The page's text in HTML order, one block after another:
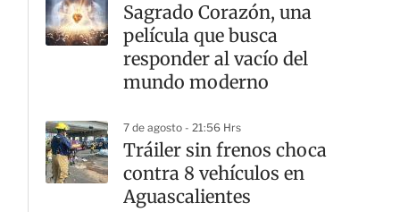
Sagrado Corazón, una
película que busca
responder al vacío del
mundo moderno
7 de agosto - 21:56 Hrs
Tráiler sin frenos choca
contra 8 vehículos en
Aguascalientes